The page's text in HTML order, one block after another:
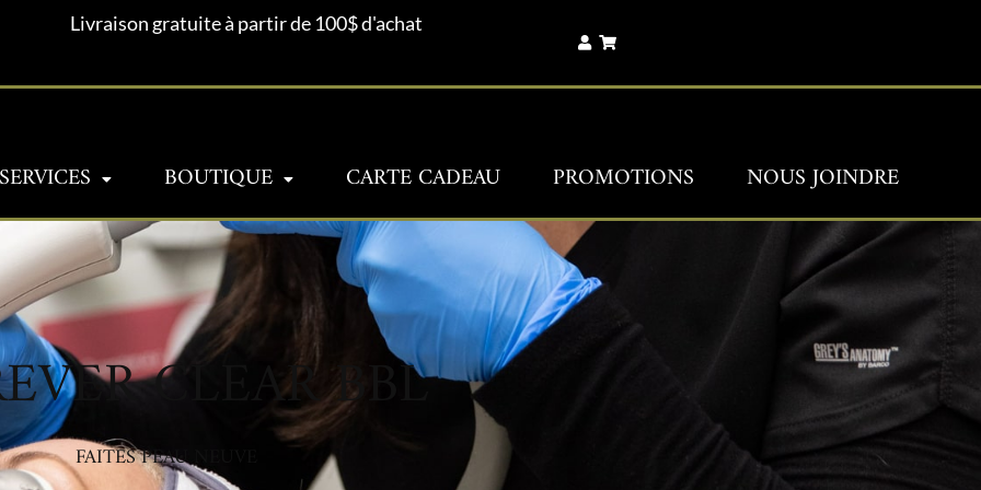
Livraison gratuite à partir de 100$ d'achat
BOUTIQUE CARTE CADEAU PROMOTIONS NOUS JOINDRE
CLEAR BBL
FAITES PEAU NEUVE